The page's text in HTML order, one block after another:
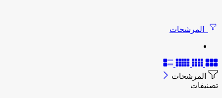
المرشحات
المرشحات
تصنيفات